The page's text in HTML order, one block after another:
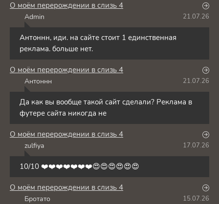
О моём перерождении в слизь 4
Admin 21.07.26
Антоннн, иди. на сайте стоит 1 единственная
реклама. больше нет.
О моём перерождении в слизь 4
Антоннн 21.07.26
Да как вы вообще такой сайт сделали? Реклама в
футере сайта никогда не
О моём перерождении в слизь 4
zulfiya 17.07.26
10/10 ❤️❤️❤️❤️❤️❤️❤️😍😍😍😍😍😍
О моём перерождении в слизь 4
Бротато 15.07.26